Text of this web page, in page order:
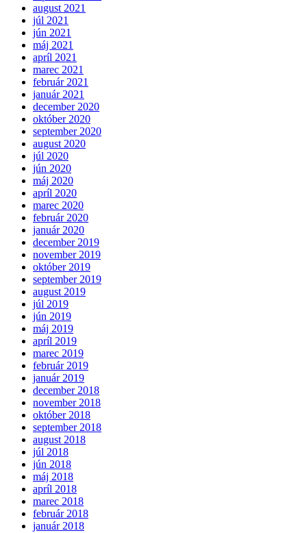
august 2021
júl 2021
jún 2021
máj 2021
apríl 2021
marec 2021
február 2021
január 2021
december 2020
október 2020
september 2020
august 2020
júl 2020
jún 2020
máj 2020
apríl 2020
marec 2020
február 2020
január 2020
december 2019
november 2019
október 2019
september 2019
august 2019
júl 2019
jún 2019
máj 2019
apríl 2019
marec 2019
február 2019
január 2019
december 2018
november 2018
október 2018
september 2018
august 2018
júl 2018
jún 2018
máj 2018
apríl 2018
marec 2018
február 2018
január 2018